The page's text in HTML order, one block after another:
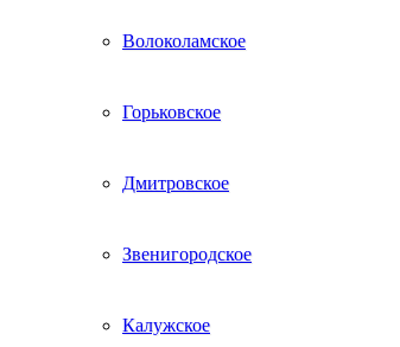
Волоколамское
Горьковское
Дмитровское
Звенигородское
Калужское